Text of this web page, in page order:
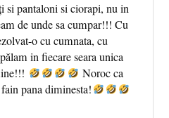
si pantaloni si ciorapi, nu in
de unde sa cumpar!!! Cu
o cu cumnata, cu
in fiecare seara unica
Noroc ca
pana diminesta!